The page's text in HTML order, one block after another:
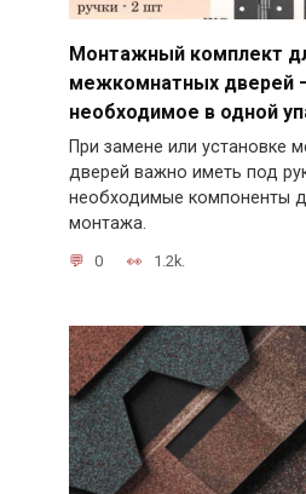
Монтажный комплект
межкомнатных дверей
необходимое в одной
При замене или установке
дверей важно иметь под
необходимые компоненты
монтажа.
0 1.2k.